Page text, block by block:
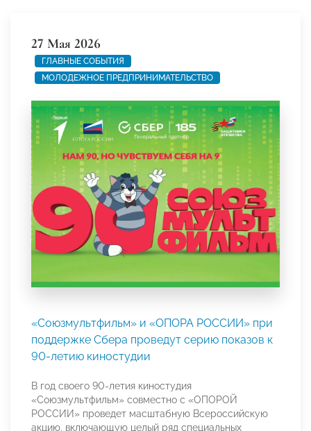
27 Мая 2026
ГЛАВНЫЕ СОБЫТИЯ
МОЛОДЕЖНОЕ ПРЕДПРИНИМАТЕЛЬСТВО
«Союзмультфильм» и «ОПОРА РОССИИ» при
поддержке Сбера проведут серию показов к
90-летию киностудии
В год своего 90-летия киностудия
«Союзмультфильм» совместно с «ОПОРОЙ
РОССИИ» проведет масштабную Всероссийскую
акцию, включающую целый ряд специальных